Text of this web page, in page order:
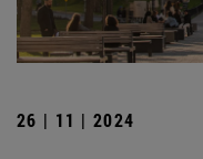
26 | 11 | 2024